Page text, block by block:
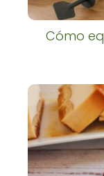
Cómo